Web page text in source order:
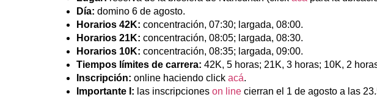
Día: domino 6 de agosto.
Horarios 42K: concentración, 07:30; largada, 08:00.
Horarios 21K: concentración, 08:05; largada, 08:30.
Horarios 10K: concentración, 08:35; largada, 09:00.
Tiempos límites de carrera: 42K, 5 horas; 21K, 3 horas; 10K, 2
Inscripción: online haciendo click acá.
Importante I: las inscripciones on line cierran el 1 de agosto a las